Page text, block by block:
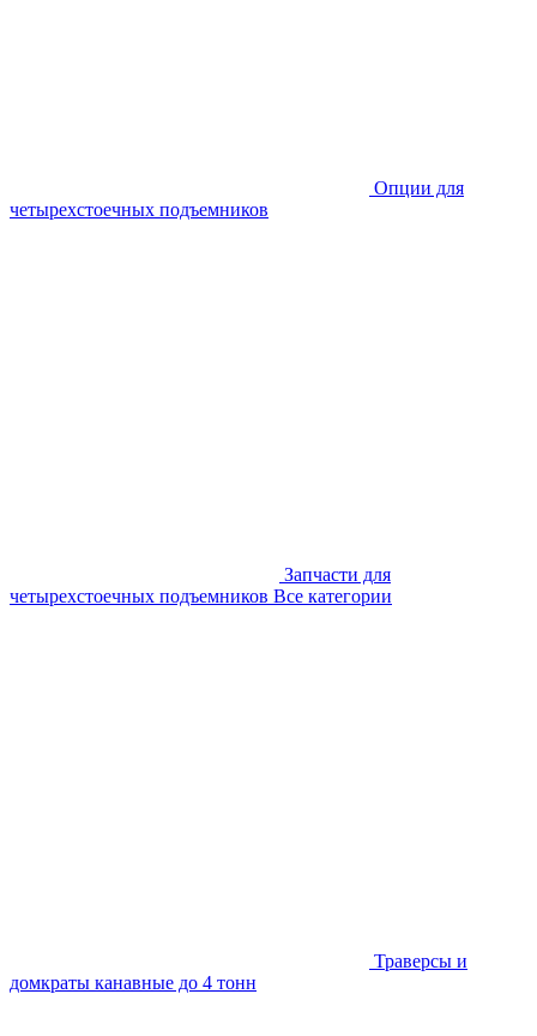
Опции для
четырехстоечных подъемников
Запчасти для
четырехстоечных подъемников Все категории
Траверсы и
домкраты канавные до 4 тонн